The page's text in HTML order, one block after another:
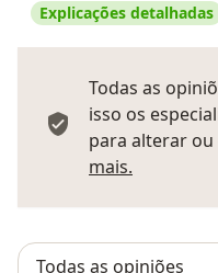
Explicações detalhadas
Todas as
isso os
para alterar
mais.